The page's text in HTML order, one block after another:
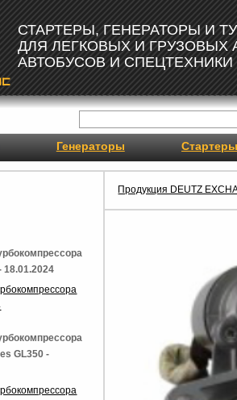
СТАРТЕРЫ, ГЕНЕРАТОРЫ И
ДЛЯ ЛЕГКОВЫХ И ГРУЗОВЫХ
АВТОБУСОВ И СПЕЦТЕХНИКИ
Генераторы Стартеры
Продукция DEUTZ
18.01.2024
GL350 -